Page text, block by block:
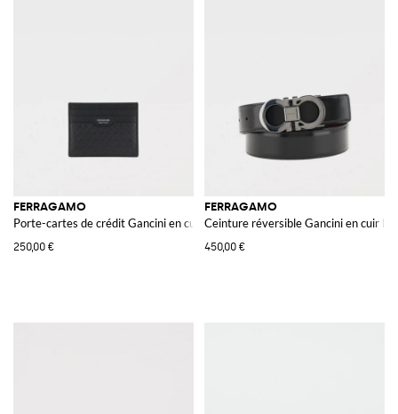
FERRAGAMO
Porte-cartes de crédit Gancini en cuir gaufré
250,00 €
FERRAGAMO
Ceinture réversible Gancini en cuir
450,00 €